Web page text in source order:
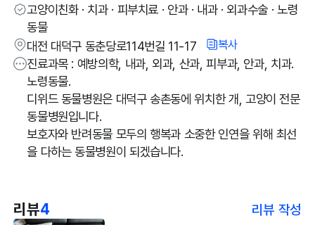
고양이친화 · 치과 · 피부치료 · 안과 · 내과 · 외과수술 · 노령
동물
대전 대덕구 동춘당로114번길 11-17
복사
진료과목 : 예방의학, 내과, 외과, 산과, 피부과, 안과, 치과.
노령동물.
디위드 동물병원은 대덕구 송촌동에 위치한 개, 고양이 전문
동물병원입니다.
보호자와 반려동물 모두의 행복과 소중한 인연을 위해 최선
을 다하는 동물병원이 되겠습니다.
리뷰4 리뷰 작성